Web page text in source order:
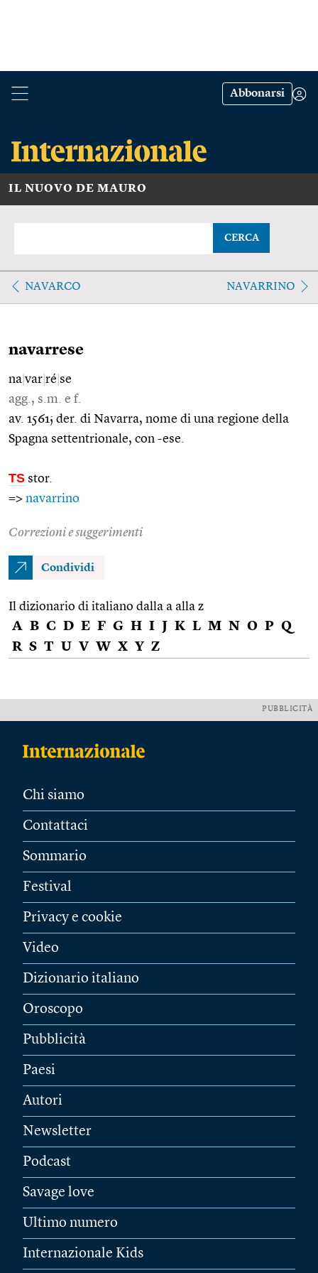
Abbonarsi
IL NUOVO DE MAURO
CERCA
NAVARCO NAVARRINO
navarrese
na var ré se
agg., s.m. e f.
av. 1561; der. di Navarra, nome di una regione della
Spagna settentrionale, con -ese.
TS stor.
=> navarrino
Correzioni e suggerimenti
Condividi
Il dizionario di italiano dalla a alla z
A B C D E F G H I J K L M N O P Q
R S T U V W X Y Z
PUBBLICITÀ
Chi siamo
Contattaci
Sommario
Festival
Privacy e cookie
Video
Dizionario italiano
Oroscopo
Pubblicità
Paesi
Autori
Newsletter
Podcast
Savage love
Ultimo numero
Internazionale Kids